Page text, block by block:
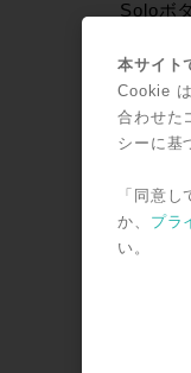
Soloボ
も、
たい使
ールで
ーダー
にもそ
機能が
Group
利です
本サイト
Cookie
合わせた
シーに基
「同意
か、 プラ
い。